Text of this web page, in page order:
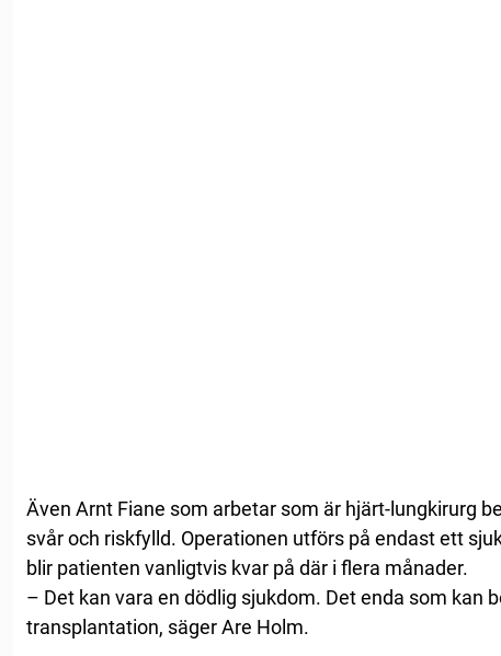
Även Arnt Fiane som arbetar som är hjärt-lungkirurg
svår och riskfylld. Operationen utförs på endast ett
blir patienten vanligtvis kvar på där i flera månader.
– Det kan vara en dödlig sjukdom. Det enda som kan
transplantation, säger Are Holm.